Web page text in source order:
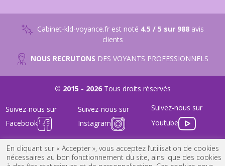
Cabinet-kld-voyance.fr est noté 4.5 / 5 sur 988avis
clients
NOUS RECRUTONS DES VOYANTS PROFESSIONNELS
© 2015 - 2026Tous droits réservés
Suivez-nous sur
Facebook
Suivez-nous sur
Instagram
Suivez-nous sur
Youtube
FAQ - Nous Contacter - Mentions Légales - Conditions générales
En cliquant sur « Accepter », vous acceptez l’utilisation de cookies
nécessaires au bon fonctionnement du site, ainsi que des cookies